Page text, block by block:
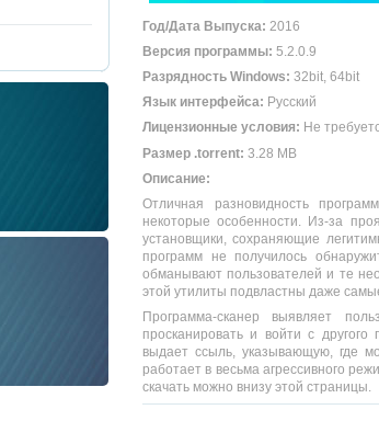
Год/Дата Выпуска: 2016
Версия программы: 5.2.0.9
Разрядность Windows: 32bit, 64bit
Язык интерфейса: Русский
Лицензионные условия: Не
Размер .torrent: 3.28 MB
Описание:
Отличная разновидность
некоторые особенности. Из-за
установщики, сохраняющие
программ не получилось
обманывают пользователей и те
этой утилиты подвластны даже
Программа-сканер выявляет
просканировать и войти с
выдает ссыль, указывающую, где
работает в весьма агрессивного
скачать можно внизу этой страницы.